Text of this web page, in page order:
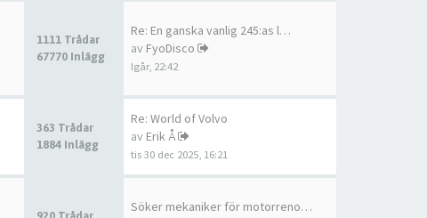
1111 Trådar
67770 Inlägg
Re: En ganska vanlig 245:as l…
av FyoDisco
Igår, 22:42
363 Trådar
1884 Inlägg
Re: World of Volvo
av Erik Å
tis 30 dec 2025, 16:21
Söker mekaniker för motorreno…